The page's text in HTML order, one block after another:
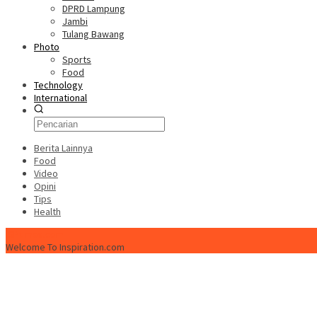
DPRD Lampung
Jambi
Tulang Bawang
Photo
Sports
Food
Technology
International
Berita Lainnya
Food
Video
Opini
Tips
Health
Welcome To Inspiration.com